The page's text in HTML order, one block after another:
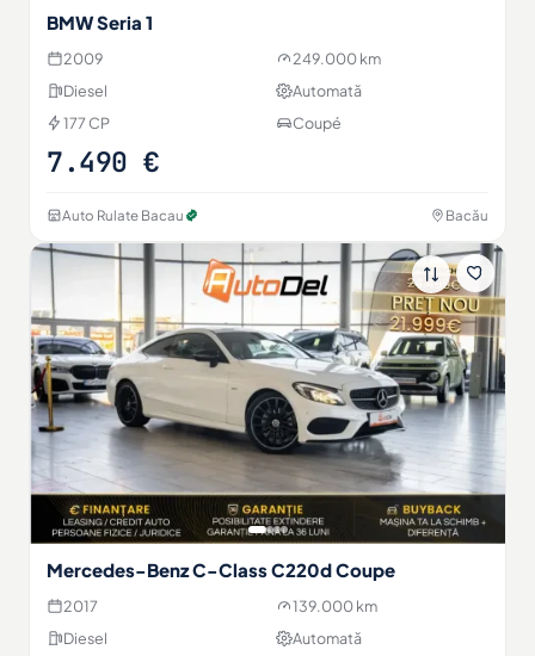
BMW Seria 1
2009
249.000 km
Diesel
Automată
177 CP
Coupé
7.490 €
Auto Rulate Bacau Bacău
Mercedes-Benz C-Class C220d Coupe
2017
139.000 km
Diesel
Automată